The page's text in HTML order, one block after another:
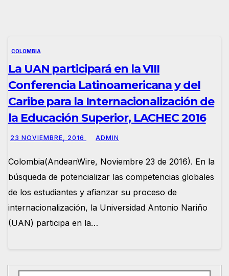
COLOMBIA
La UAN participará en la VIII
Conferencia Latinoamericana y del
Caribe para la Internacionalización de
la Educación Superior, LACHEC 2016
23 NOVIEMBRE, 2016 ADMIN
Colombia(AndeanWire, Noviembre 23 de 2016). En la
búsqueda de potencializar las competencias globales
de los estudiantes y afianzar su proceso de
internacionalización, la Universidad Antonio Nariño
(UAN) participa en la…